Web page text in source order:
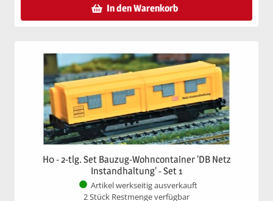
In den Warenkorb
H0 - 2-tlg. Set Bauzug-Wohncontainer 'DB Netz
Instandhaltung' - Set 1
Artikel werkseitig ausverkauft
2 Stück Restmenge verfügbar